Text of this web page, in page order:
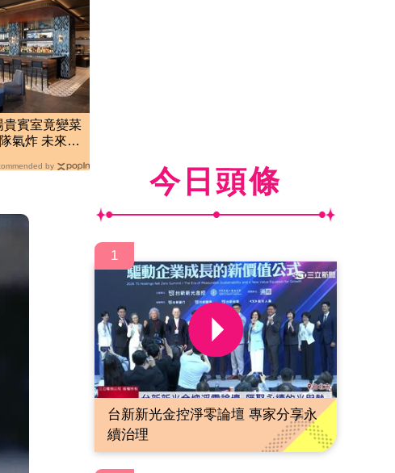
貴賓室竟變菜
氣炸 未來恐
by 今日頭條
1
台新新光金控淨零論壇 專家分享永
續治理